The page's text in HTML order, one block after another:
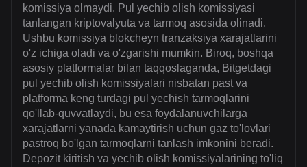
komissiya olmaydi. Pul yechib olish komissiyasi
tanlangan kriptovalyuta va tarmoq asosida olinadi.
Ushbu komissiya blokcheyn tranzaksiya xarajatlarini
o'z ichiga oladi va o'zgarishi mumkin. Biroq, boshqa
asosiy platformalar bilan taqqoslaganda, Bitgetdagi
pul yechib olish komissiyalari nisbatan past va
platforma keng turdagi pul yechish tarmoqlarini
qo'llab-quvvatlaydi, bu esa foydalanuvchilarga
xarajatlarni yanada kamaytirish uchun gaz to'lovlari
pastroq bo'lgan tarmoqlarni tanlash imkonini beradi.
Depozit kiritish va yechib olish komissiyalarining to'liq